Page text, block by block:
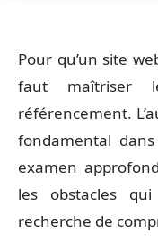
Pour qu’un site
faut maîtriser
référencement.
fondamental
examen
les obstacles
recherche de